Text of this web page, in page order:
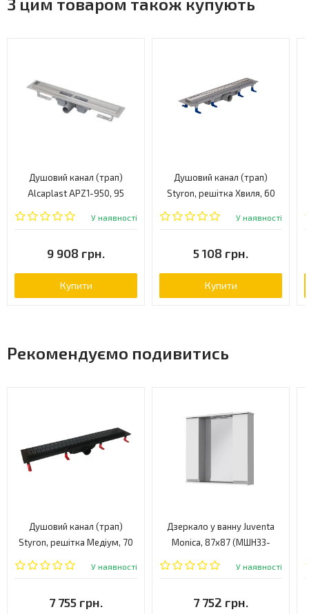
Душовий канал (трап)
Alcaplast APZ1-950, 95
(APZ1-950)
У наявності
9 908 грн.
Купити
Душовий канал (трап)
Styron, решітка Хвиля, 60
(STY-SI-60)
У наявності
5 108 грн.
Купити
Рекомендуємо подивитись
Душовий канал (трап)
Styron, решітка Медіум, 70
(STY-M-70-FF)
У наявності
7 755 грн.
Дзеркало у ванну Juventa
Monica, 87x87 (МШНЗ3-
87WHITE)
У наявності
7 752 грн.